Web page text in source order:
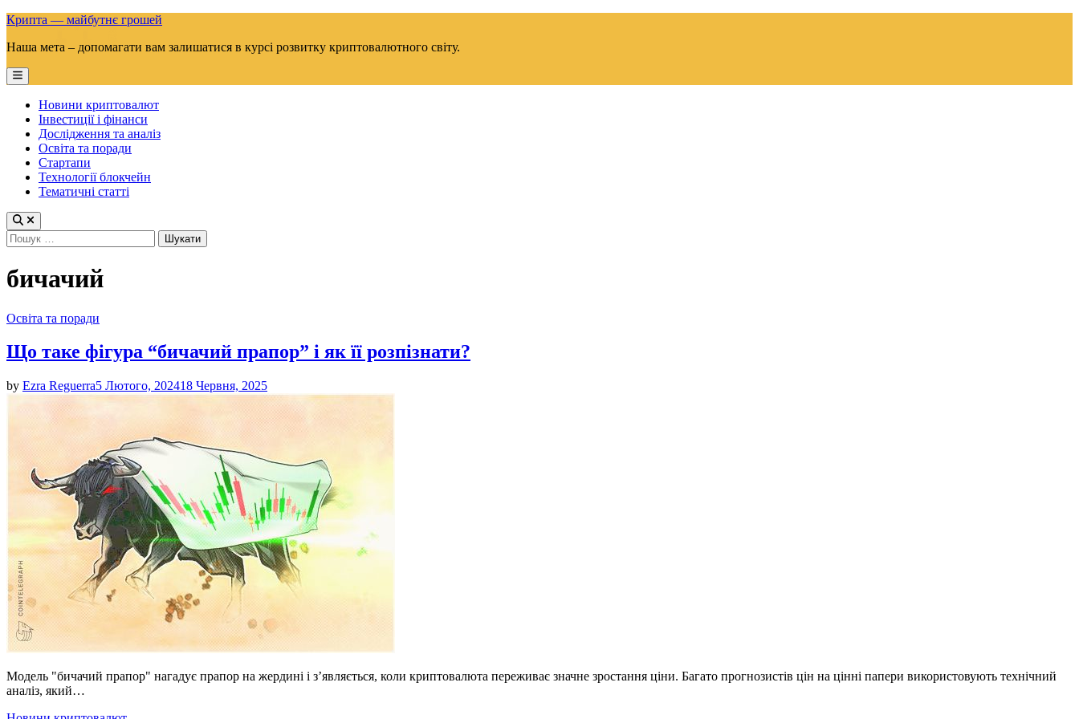
Skip
content
Крипта — майбутнє грошей
Наша мета – допомагати вам залишатися в курсі розвитку криптовалютного світу.
Main
Menu
Новини криптовалют
Інвестиції і фінанси
Дослідження та аналіз
Освіта та поради
Стартапи
Технології блокчейн
Тематичні статті
Пошук:
бичачий
Posted
Освіта та поради
Що таке фігура “бичачий прапор” і як її розпізнати?
by Ezra Reguerra5 Лютого, 202418 Червня, 2025
Модель "бичачий прапор" нагадує прапор на жердині і з’являється, коли криптовалюта переживає значне зростання ціни. Багато прогнозистів цін на цінні папери використовують технічний
аналіз, який…